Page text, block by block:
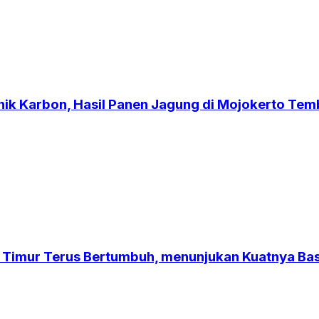
Karbon, Hasil Panen Jagung di Mojokerto
Terus Bertumbuh, menunjukan Kuatnya